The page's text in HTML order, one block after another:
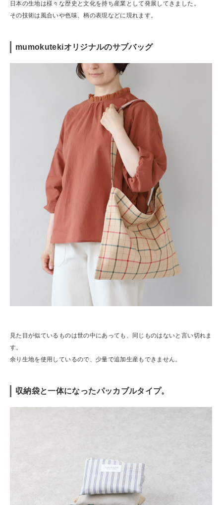
日本の生地は様々な歴史と文化を持ち産業として発展してきました。
その技術は風合いや色味、柄の表現などに現れます。
mumokutekiオリジナルのサブバッグ
見た目が似ているものは世の中にあっても、同じものはないと言い切れま
す。
余り生地を使用しているので、少量で追加生産もできません。
収納袋と一体になったパッカブルタイプ。